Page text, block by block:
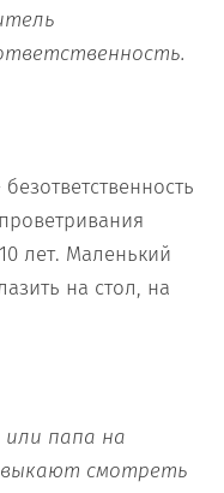
лет. Маленький
на стол, на
папа на
ют смотреть